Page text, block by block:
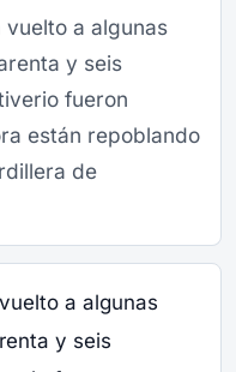
vuelto a algunas
y seis
fueron
están repoblando
de
a algunas
y seis